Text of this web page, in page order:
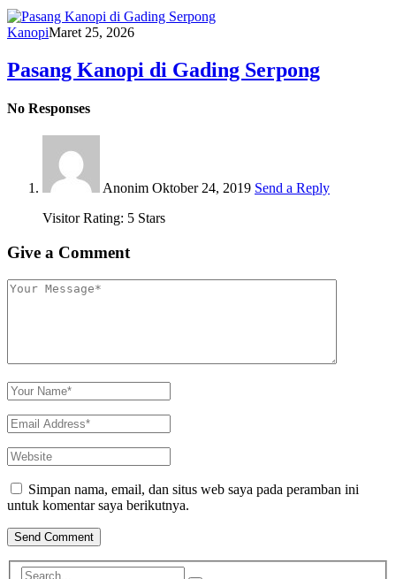
KanopiMaret 25, 2026
Pasang Kanopi di Gading Serpong
No Responses
Anonim Oktober 24, 2019 Send a Reply
Visitor Rating: 5 Stars
Give a Comment
Simpan nama, email, dan situs web saya pada peramban ini
untuk komentar saya berikutnya.